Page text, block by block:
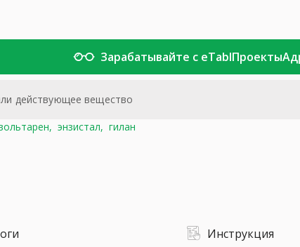
Зарабатывайте с eTablПроекты
энзистал, гилан
Инструкция